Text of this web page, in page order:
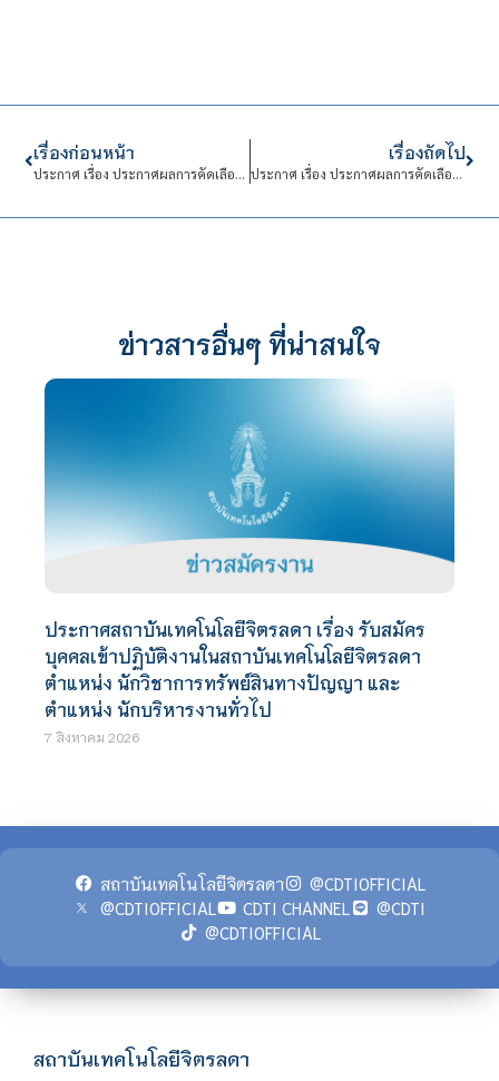
เรื่องก่อนหน้า
ประกาศ เรื่อง ประกาศผลการคัดเลือกบุคคลเข้าปฏิบัติงานในสถาบันเทคโนโลยีจิตรลดา
เรื่องถัดไป
ประกาศ เรื่อง ประกาศผลการคัดเลือกบุคคลเข้าปฏิบัติงานในสถาบันเทคโนโลยีจิตรลดา
ข่าวสารอื่นๆ ที่น่าสนใจ
ประกาศสถาบันเทคโนโลยีจิตรลดา เรื่อง รับสมัคร
บุคคลเข้าปฏิบัติงานในสถาบันเทคโนโลยีจิตรลดา
ตำแหน่ง นักวิชาการทรัพย์สินทางปัญญา และ
ตำแหน่ง นักบริหารงานทั่วไป
7 สิงหาคม 2026
สถาบันเทคโนโลยีจิตรลดา
@CDTIOFFICIAL
@CDTIOFFICIAL
CDTI CHANNEL
@CDTI
@CDTIOFFICIAL
สถาบันเทคโนโลยีจิตรลดา